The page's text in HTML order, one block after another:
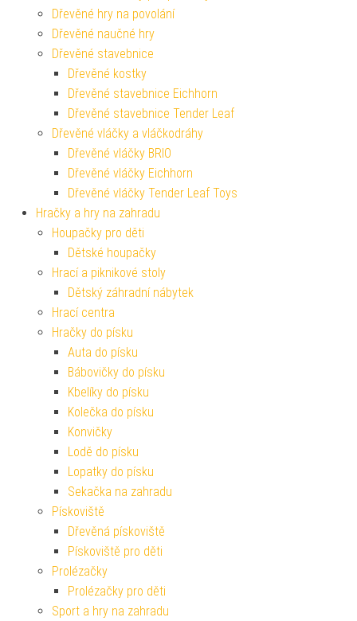
Dřevěné hry na povolání
Dřevěné naučné hry
Dřevěné stavebnice
Dřevěné kostky
Dřevěné stavebnice Eichhorn
Dřevěné stavebnice Tender Leaf
Dřevěné vláčky a vláčkodráhy
Dřevěné vláčky BRIO
Dřevěné vláčky Eichhorn
Dřevěné vláčky Tender Leaf Toys
Hračky a hry na zahradu
Houpačky pro děti
Dětské houpačky
Hrací a piknikové stoly
Dětský záhradní nábytek
Hrací centra
Hračky do písku
Auta do písku
Bábovičky do písku
Kbelíky do písku
Kolečka do písku
Konvičky
Lodě do písku
Lopatky do písku
Sekačka na zahradu
Pískoviště
Dřevěná pískoviště
Pískoviště pro děti
Prolézačky
Prolézačky pro děti
Sport a hry na zahradu